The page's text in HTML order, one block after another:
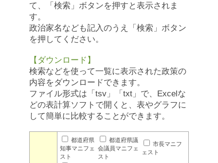
て、「検索」ボタンを押すと表示されま
す。
政治家名なども記入のうえ「検索」ボタン
を押してください。
【ダウンロード】
検索などを使って一覧に表示された政策の
内容をダウンロードできます。
ファイル形式は「tsv」「txt」で、Excelな
どの表計算ソフトで開くと、表やグラフに
して簡単に比較することができます。
都道府県
知事マニフェ
スト
都道府県議
会議員マニフェ
スト
市長マニフ
ェスト